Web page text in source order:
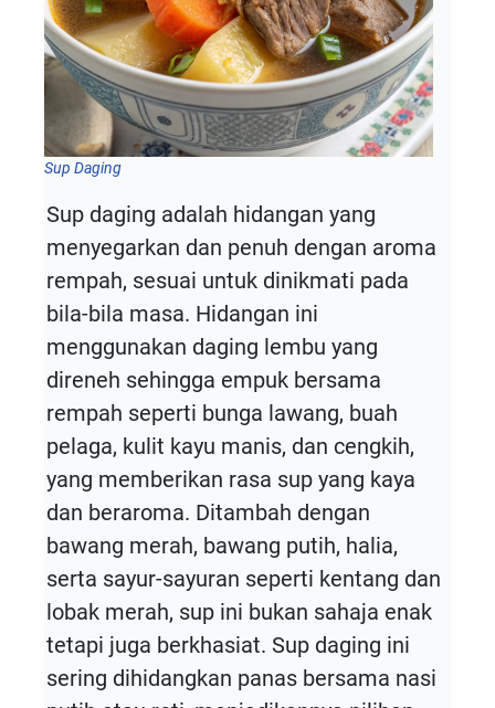
Sup Daging
Sup daging adalah hidangan yang
menyegarkan dan penuh dengan aroma
rempah, sesuai untuk dinikmati pada
bila-bila masa. Hidangan ini
menggunakan daging lembu yang
direneh sehingga empuk bersama
rempah seperti bunga lawang, buah
pelaga, kulit kayu manis, dan cengkih,
yang memberikan rasa sup yang kaya
dan beraroma. Ditambah dengan
bawang merah, bawang putih, halia,
serta sayur-sayuran seperti kentang dan
lobak merah, sup ini bukan sahaja enak
tetapi juga berkhasiat. Sup daging ini
sering dihidangkan panas bersama nasi